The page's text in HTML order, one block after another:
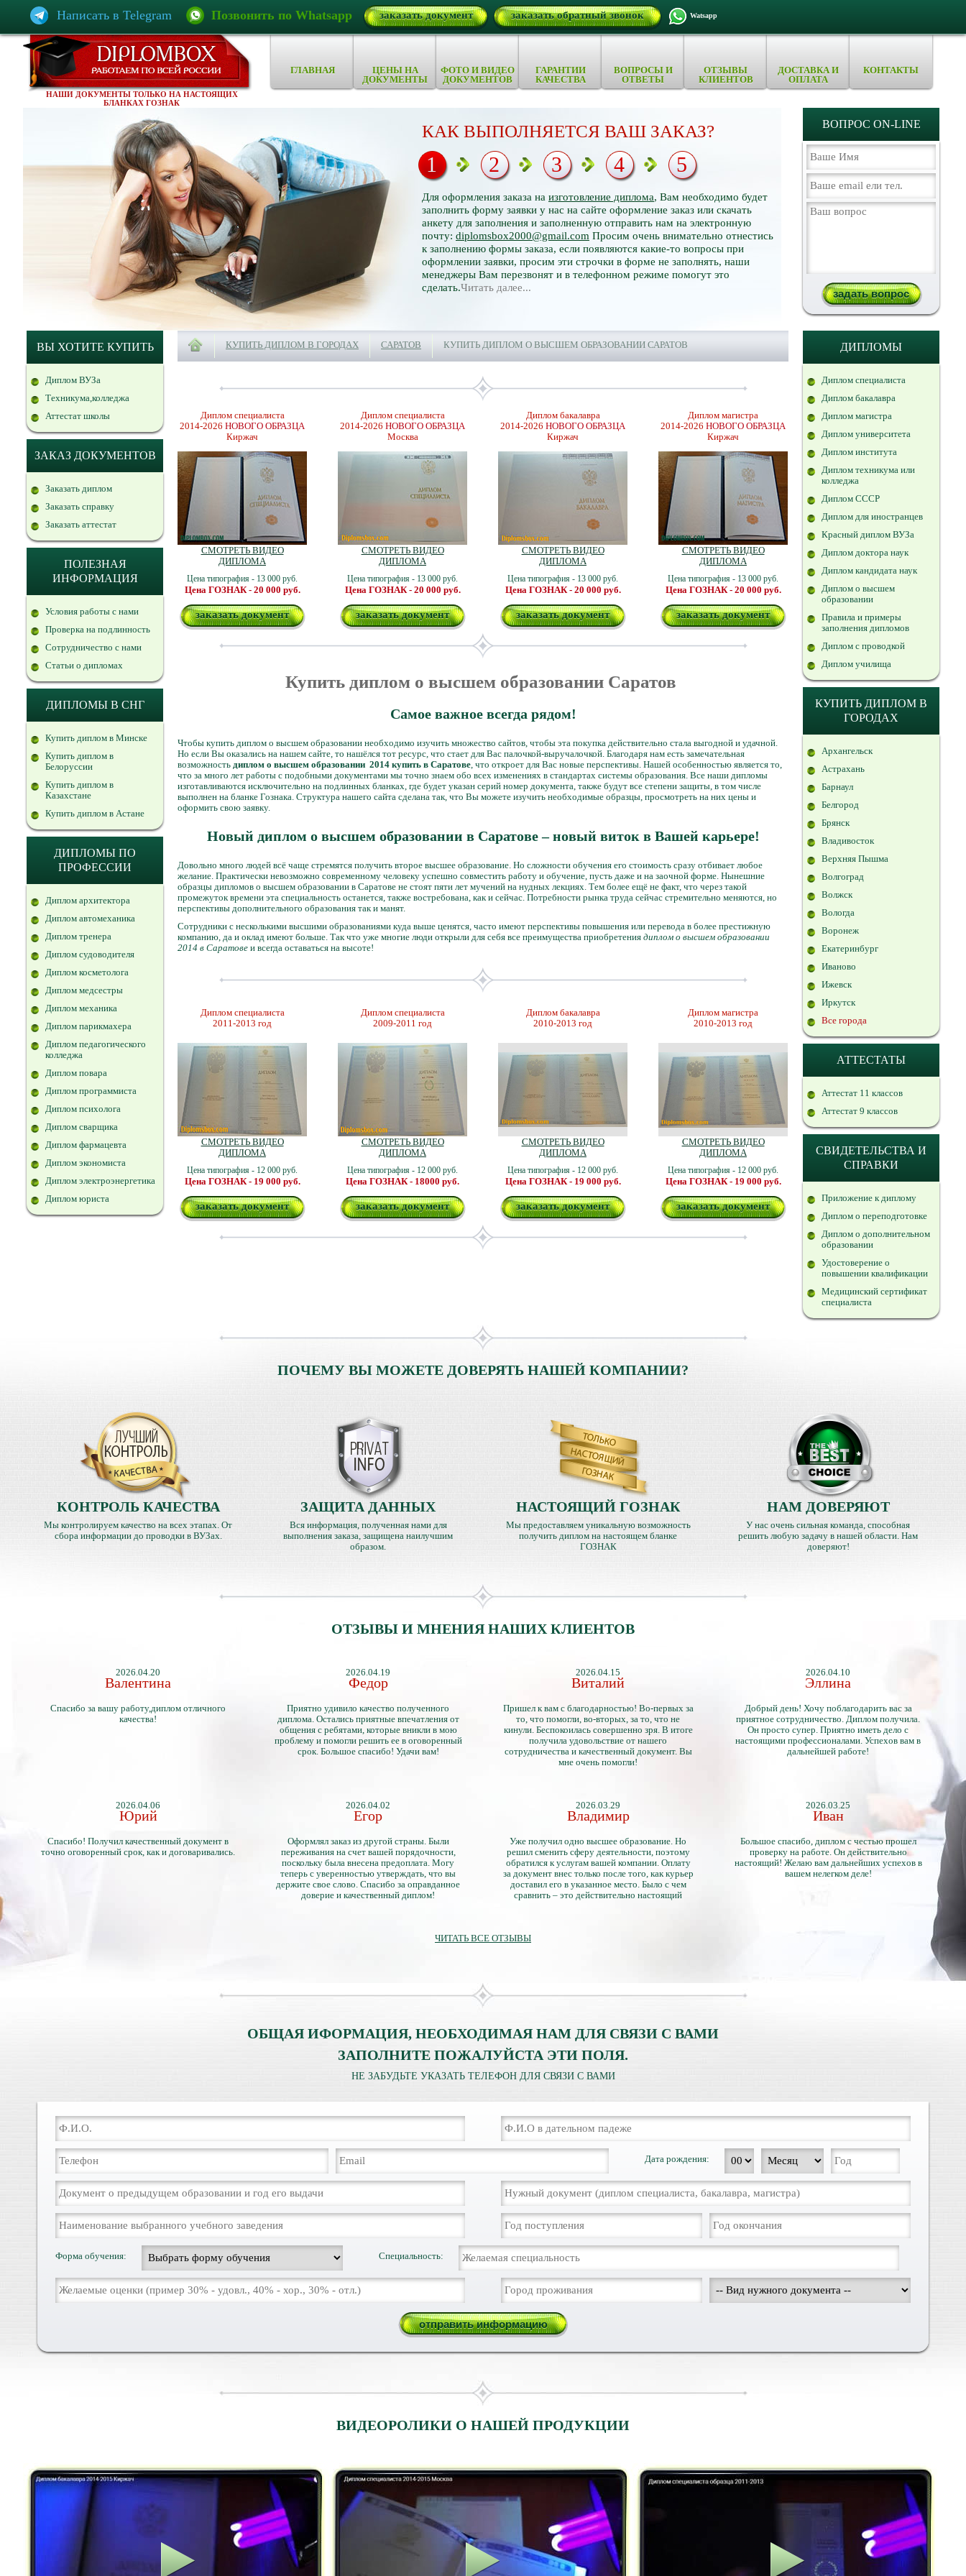
Написать в Telegram Позвонить по Whatsapp заказать документ заказать обратный звонок Watsapp
НАШИ ДОКУМЕНТЫ ТОЛЬКО НА НАСТОЯЩИХ
БЛАНКАХ ГОЗНАК
ГЛАВНАЯ
ЦЕНЫ НА
ДОКУМЕНТЫ
ФОТО И ВИДЕО
ДОКУМЕНТОВ
ГАРАНТИИ
КАЧЕСТВА
ВОПРОСЫ И
ОТВЕТЫ
ОТЗЫВЫ
КЛИЕНТОВ
ДОСТАВКА И
ОПЛАТА
КОНТАКТЫ
КАК ВЫПОЛНЯЕТСЯ ВАШ ЗАКАЗ?
Для оформления заказа на изготовление диплома, Вам необходимо будет
заполнить форму заявки у нас на сайте оформление заказ или скачать
анкету для заполнения и заполненную отправить нам на электронную
почту: diplomsbox2000@gmail.com Просим очень внимательно отнестись
к заполнению формы заказа, если появляются какие-то вопросы при
оформлении заявки, просим эти строчки в форме не заполнять, наши
менеджеры Вам перезвонят и в телефонном режиме помогут это
сделать.Читать далее...
1 2 3 4 5
ВОПРОС ON-LINE
ВЫ ХОТИТЕ КУПИТЬ
Диплом ВУЗа
Техникума,колледжа
Аттестат школы
ЗАКАЗ ДОКУМЕНТОВ
Заказать диплом
Заказать справку
Заказать аттестат
ПОЛЕЗНАЯ
ИНФОРМАЦИЯ
Условия работы с нами
Проверка на подлинность
Сотрудничество с нами
Статьи о дипломах
ДИПЛОМЫ В СНГ
Купить диплом в Минске
Купить диплом в
Белоруссии
Купить диплом в
Казахстане
Купить диплом в Астане
ДИПЛОМЫ ПО
ПРОФЕССИИ
Диплом архитектора
Диплом автомеханика
Диплом тренера
Диплом судоводителя
Диплом косметолога
Диплом медсестры
Диплом механика
Диплом парикмахера
Диплом педагогического
колледжа
Диплом повара
Диплом программиста
Диплом психолога
Диплом сварщика
Диплом фармацевта
Диплом экономиста
Диплом электроэнергетика
Диплом юриста
КУПИТЬ ДИПЛОМ В ГОРОДАХ САРАТОВ КУПИТЬ ДИПЛОМ О ВЫСШЕМ ОБРАЗОВАНИИ САРАТОВ
Диплом специалиста
2014-2026 НОВОГО ОБРАЗЦА
Киржач
СМОТРЕТЬ ВИДЕО
ДИПЛОМА
Цена типография - 13 000 руб.
Цена ГОЗНАК - 20 000 руб.
заказать документ
Диплом специалиста
2014-2026 НОВОГО ОБРАЗЦА
Москва
СМОТРЕТЬ ВИДЕО
ДИПЛОМА
Цена типография - 13 000 руб.
Цена ГОЗНАК - 20 000 руб.
заказать документ
Диплом бакалавра
2014-2026 НОВОГО ОБРАЗЦА
Киржач
СМОТРЕТЬ ВИДЕО
ДИПЛОМА
Цена типография - 13 000 руб.
Цена ГОЗНАК - 20 000 руб.
заказать документ
Диплом магистра
2014-2026 НОВОГО ОБРАЗЦА
Киржач
СМОТРЕТЬ ВИДЕО
ДИПЛОМА
Цена типография - 13 000 руб.
Цена ГОЗНАК - 20 000 руб.
заказать документ
Купить диплом о высшем образовании Саратов
Самое важное всегда рядом!
Чтобы купить диплом о высшем образовании необходимо изучить множество сайтов, чтобы эта покупка действительно стала выгодной и удачной.
Но если Вы оказались на нашем сайте, то нашёлся тот ресурс, что стает для Вас палочкой-выручалочкой. Благодаря нам есть замечательная
возможность диплом о высшем образовании 2014 купить в Саратове, что откроет для Вас новые перспективы. Нашей особенностью является то,
что за много лет работы с подобными документами мы точно знаем обо всех изменениях в стандартах системы образования. Все наши дипломы
изготавливаются исключительно на подлинных бланках, где будет указан серий номер документа, также будут все степени защиты, в том числе
выполнен на бланке Гознака. Структура нашего сайта сделана так, что Вы можете изучить необходимые образцы, просмотреть на них цены и
оформить свою заявку.
Новый диплом о высшем образовании в Саратове – новый виток в Вашей карьере!
Довольно много людей всё чаще стремятся получить второе высшее образование. Но сложности обучения его стоимость сразу отбивает любое
желание. Практически невозможно современному человеку успешно совместить работу и обучение, пусть даже и на заочной форме. Нынешние
образцы дипломов о высшем образовании в Саратове не стоят пяти лет мучений на нудных лекциях. Тем более ещё не факт, что через такой
промежуток времени эта специальность останется, также востребована, как и сейчас. Потребности рынка труда сейчас стремительно меняются, но
перспективы дополнительного образования так и манят.
Сотрудники с несколькими высшими образованиями куда выше ценятся, часто имеют перспективы повышения или перевода в более престижную
компанию, да и оклад имеют больше. Так что уже многие люди открыли для себя все преимущества приобретения диплом о высшем образовании
2014 в Саратове и всегда оставаться на высоте!
Диплом специалиста
2011-2013 год
СМОТРЕТЬ ВИДЕО
ДИПЛОМА
Цена типография - 12 000 руб.
Цена ГОЗНАК - 19 000 руб.
заказать документ
Диплом специалиста
2009-2011 год
СМОТРЕТЬ ВИДЕО
ДИПЛОМА
Цена типография - 12 000 руб.
Цена ГОЗНАК - 18000 руб.
заказать документ
Диплом бакалавра
2010-2013 год
СМОТРЕТЬ ВИДЕО
ДИПЛОМА
Цена типография - 12 000 руб.
Цена ГОЗНАК - 19 000 руб.
заказать документ
Диплом магистра
2010-2013 год
СМОТРЕТЬ ВИДЕО
ДИПЛОМА
Цена типография - 12 000 руб.
Цена ГОЗНАК - 19 000 руб.
заказать документ
ДИПЛОМЫ
Диплом специалиста
Диплом бакалавра
Диплом магистра
Диплом университета
Диплом института
Диплом техникума или
колледжа
Диплом СССР
Диплом для иностранцев
Красный диплом ВУЗа
Диплом доктора наук
Диплом кандидата наук
Диплом о высшем
образовании
Правила и примеры
заполнения дипломов
Диплом с проводкой
Диплом училища
КУПИТЬ ДИПЛОМ В
ГОРОДАХ
Архангельск
Астрахань
Барнаул
Белгород
Брянск
Владивосток
Верхняя Пышма
Волгоград
Волжск
Вологда
Воронеж
Екатеринбург
Иваново
Ижевск
Иркутск
Все города
АТТЕСТАТЫ
Аттестат 11 классов
Аттестат 9 классов
СВИДЕТЕЛЬСТВА И
СПРАВКИ
Приложение к диплому
Диплом о переподготовке
Диплом о дополнительном
образовании
Удостоверение о
повышении квалификации
Медицинский сертификат
специалиста
ПОЧЕМУ ВЫ МОЖЕТЕ ДОВЕРЯТЬ НАШЕЙ КОМПАНИИ?
КОНТРОЛЬ КАЧЕСТВА
Мы контролируем качество на всех этапах. От
сбора информации до проводки в ВУЗах.
ЗАЩИТА ДАННЫХ
Вся информация, полученная нами для
выполнения заказа, защищена наилучшим
образом.
НАСТОЯЩИЙ ГОЗНАК
Мы предоставляем уникальную возможность
получить диплом на настоящем бланке
ГОЗНАК
НАМ ДОВЕРЯЮТ
У нас очень сильная команда, способная
решить любую задачу в нашей области. Нам
доверяют!
ОТЗЫВЫ И МНЕНИЯ НАШИХ КЛИЕНТОВ
2026.04.20
Валентина
Спасибо за вашу работу,диплом отличного
качества!
2026.04.19
Федор
Приятно удивило качество полученного
диплома. Остались приятные впечатления от
общения с ребятами, которые вникли в мою
проблему и помогли решить ее в оговоренный
срок. Большое спасибо! Удачи вам!
2026.04.15
Виталий
Пришел к вам с благодарностью! Во-первых за
то, что помогли, во-вторых, за то, что не
кинули. Беспокоилась совершенно зря. В итоге
получила удовольствие от нашего
сотрудничества и качественный документ. Вы
мне очень помогли!
2026.04.10
Эллина
Добрый день! Хочу поблагодарить вас за
приятное сотрудничество. Диплом получила.
Он просто супер. Приятно иметь дело с
настоящими профессионалами. Успехов вам в
дальнейшей работе!
2026.04.06
Юрий
Спасибо! Получил качественный документ в
точно оговоренный срок, как и договаривались.
2026.04.02
Егор
Оформлял заказ из другой страны. Были
переживания на счет вашей порядочности,
поскольку была внесена предоплата. Могу
теперь с уверенностью утверждать, что вы
держите свое слово. Спасибо за оправданное
доверие и качественный диплом!
2026.03.29
Владимир
Уже получил одно высшее образование. Но
решил сменить сферу деятельности, поэтому
обратился к услугам вашей компании. Оплату
за документ внес только после того, как курьер
доставил его в указанное место. Было с чем
сравнить – это действительно настоящий
2026.03.25
Иван
Большое спасибо, диплом с честью прошел
проверку на работе. Он действительно
настоящий! Желаю вам дальнейших успехов в
вашем нелегком деле!
ЧИТАТЬ ВСЕ ОТЗЫВЫ
ОБЩАЯ ИФОРМАЦИЯ, НЕОБХОДИМАЯ НАМ ДЛЯ СВЯЗИ С ВАМИ
ЗАПОЛНИТЕ ПОЖАЛУЙСТА ЭТИ ПОЛЯ.
НЕ ЗАБУДЬТЕ УКАЗАТЬ ТЕЛЕФОН ДЛЯ СВЯЗИ С ВАМИ
Дата рождения:
Форма обучения: Специальность:
ВИДЕОРОЛИКИ О НАШЕЙ ПРОДУКЦИИ